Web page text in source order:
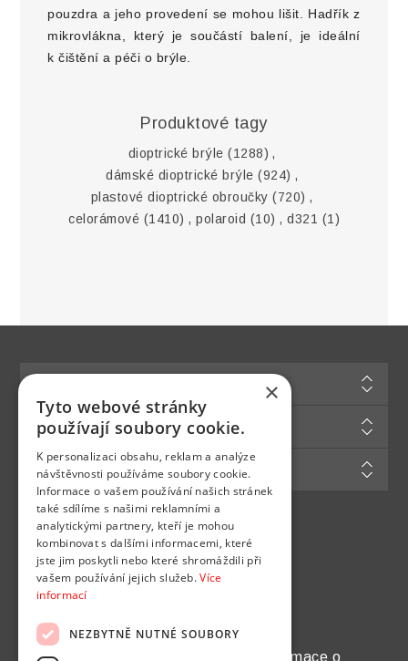
pouzdra a jeho provedení se mohou lišit. Hadřík z
mikrovlákna, který je součástí balení, je ideální
k čištění a péči o brýle.
Produktové tagy
dioptrické brýle (1288) ,
dámské dioptrické brýle (924) ,
plastové dioptrické obroučky (720) ,
celorámové (1410) , polaroid (10) , d321 (1)
Zákaznická podpora
Můj účet
Najdete nás na
Chcete pravidelně dostávat informace o
×
Tyto webové stránky
používají soubory cookie.
K personalizaci obsahu, reklam a analýze
návštěvnosti používáme soubory cookie.
Informace o vašem používání našich stránek
také sdílíme s našimi reklamními a
analytickými partnery, kteří je mohou
kombinovat s dalšími informacemi, které
jste jim poskytli nebo které shromáždili při
vašem používání jejich služeb.Více
informací
NEZBYTNĚ NUTNÉ SOUBORY